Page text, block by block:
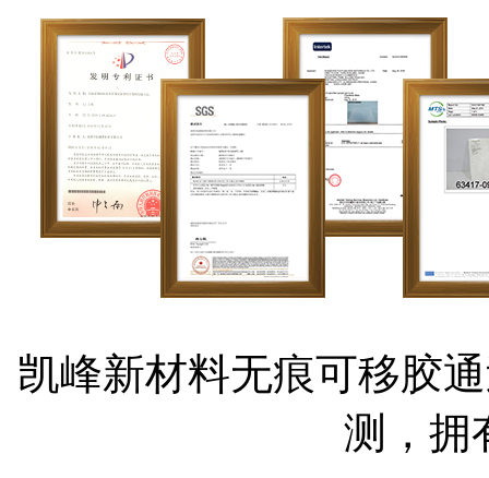
凯峰新材料无痕可移胶
测，拥